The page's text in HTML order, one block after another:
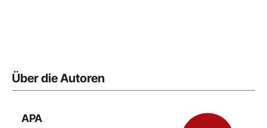
Über die Autoren
APA